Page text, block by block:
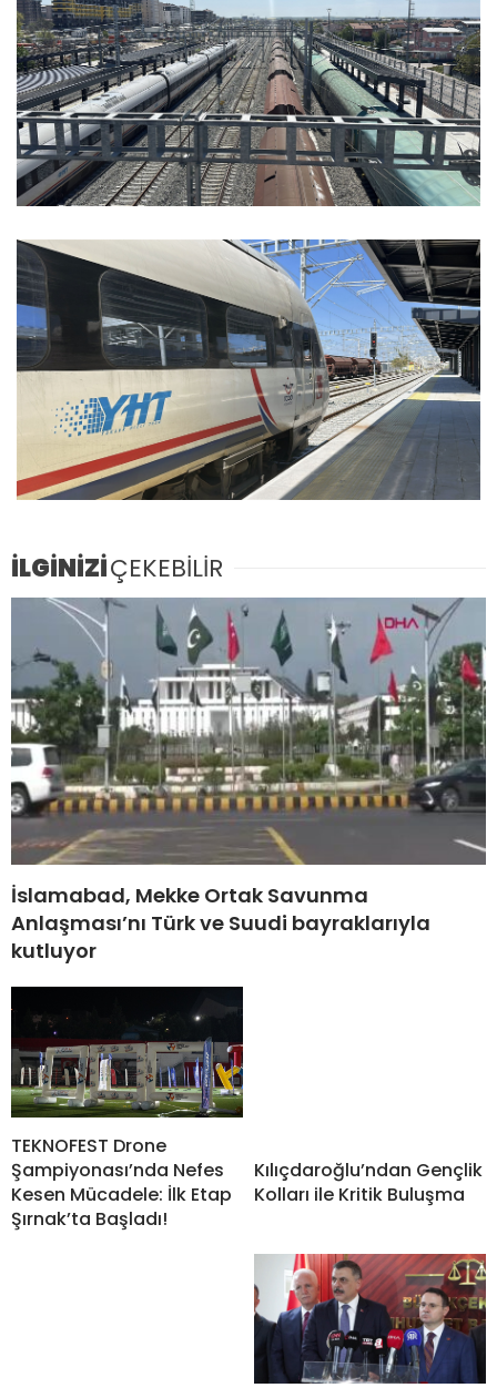
İLGİNİZİÇEKEBİLİR
İslamabad, Mekke Ortak Savunma
Anlaşması’nı Türk ve Suudi bayraklarıyla
kutluyor
TEKNOFEST Drone
Şampiyonası’nda Nefes
Kesen Mücadele: İlk Etap
Şırnak’ta Başladı!
Kılıçdaroğlu’ndan Gençlik
Kolları ile Kritik Buluşma